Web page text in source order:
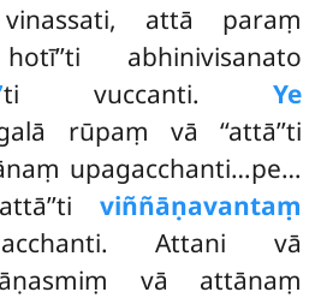
attā paraṃ
abhinivisanato
ti vuccanti. Ye
rūpaṃ vā ‘‘attā’’ti
upagacchanti…pe…
viññāṇavantaṃ
Attani vā
vā attānaṃ